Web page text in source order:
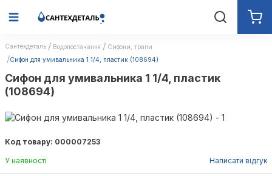
Сантехдеталь Водопостачання
Сифони, трапи
Сифон для умивальника 1 1/4, пластик (108694)
Сифон для умивальника 1 1/4, пластик
(108694)
Код товару: 000007253
У наявності Написати відгук